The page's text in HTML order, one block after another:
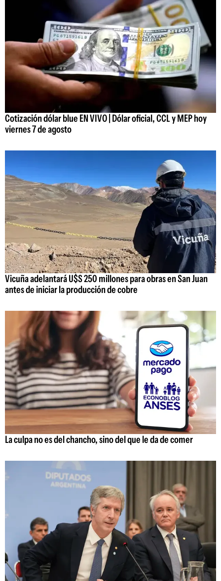
Cotización dólar blue EN VIVO | Dólar oficial, CCL y MEP hoy
viernes 7 de agosto
Vicuña adelantará U$S 250 millones para obras en San Juan
antes de iniciar la producción de cobre
La culpa no es del chancho, sino del que le da de comer